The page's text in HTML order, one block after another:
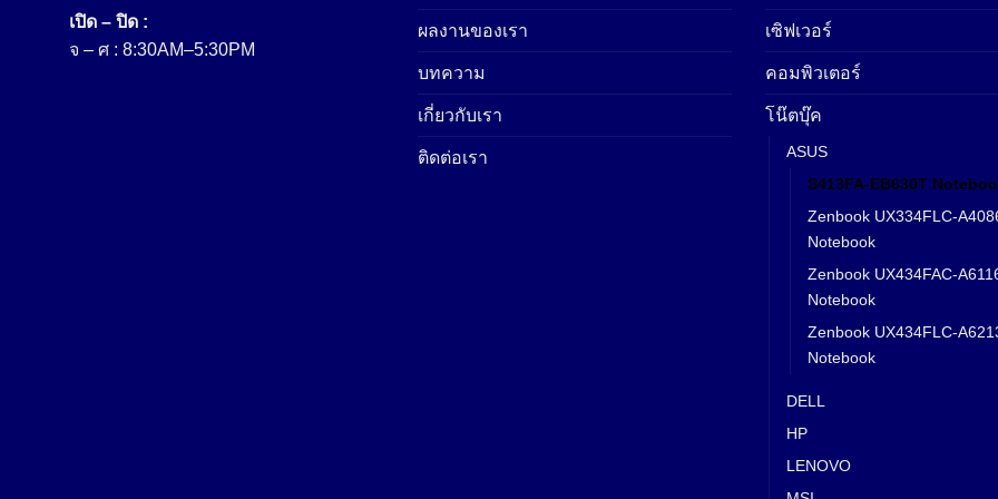
เปิด – ปิด :
จ – ศ : 8:30AM–5:30PM
ผลงานของเรา
บทความ
เกี่ยวกับเรา
ติดต่อเรา
เซิฟเวอร์
คอมพิวเตอร์
โน๊ตบุ๊ค
ASUS
S413FA-EB630T
Zenbook UX334FLC-
Notebook
Zenbook UX434FAC-
Notebook
Zenbook UX434FLC-
Notebook
DELL
HP
LENOVO